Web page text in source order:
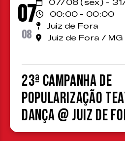
07
08
07/08 (sex) -
00:00 - 00:00
Juiz de Fora
Juiz de Fora / MG
23ª Campanha de
Popularização
Dança @ Juiz de